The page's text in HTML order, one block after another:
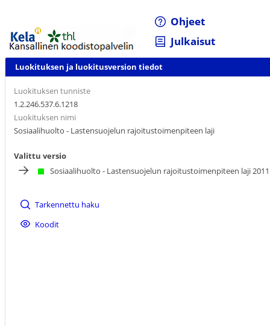
Ohjeet
Julkaisut
Luokituksen ja luokitusversion tiedot
Luokituksen tunniste
1.2.246.537.6.1218
Luokituksen nimi
Sosiaalihuolto - Lastensuojelun rajoitustoimenpiteen laji
Valittu versio
Sosiaalihuolto - Lastensuojelun rajoitustoimenpiteen laji 2011
Tarkennettu haku
Koodit